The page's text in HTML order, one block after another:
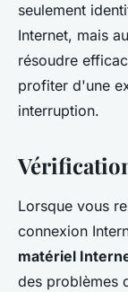
seulement
Internet, mais
résoudre
profiter d'une
interruption.
Lorsque vous
connexion
matériel
des problèmes